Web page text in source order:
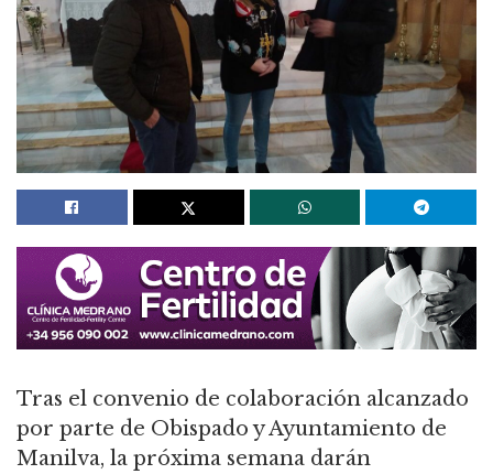
Tras el convenio de colaboración alcanzado
por parte de Obispado y Ayuntamiento de
Manilva, la próxima semana darán